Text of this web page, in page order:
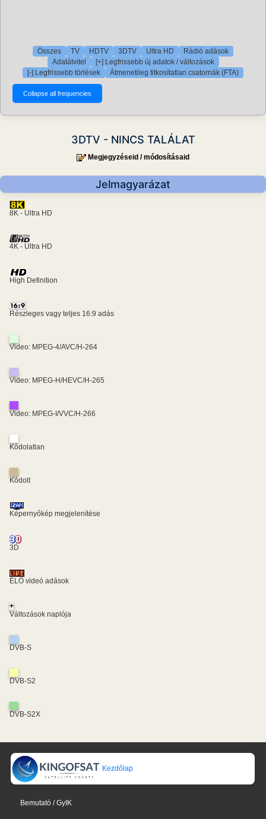
Összes TV HDTV 3DTV Ultra HD
Rádió adások
Adatátvitel
[+] Legfrissebb új adatok / változások
[-] Legfrissebb törlések
Átmenetileg titkosítatlan csatornák (FTA)
3DTV - NINCS TALÁLAT
Megjegyzéseid / módosításaid
Jelmagyarázat
8K - Ultra HD
4K - Ultra HD
High Definition
Részleges vagy teljes 16:9 adás
Video: MPEG-4/AVC/H-264
Video: MPEG-H/HEVC/H-265
Video: MPEG-I/VVC/H-266
Kódolatlan
Kódolt
Képernyőkép megjelenítése
3D
ÉLŐ videó adások
+
Változások naplója
DVB-S
DVB-S2
DVB-S2X
Kezdőlap
Bemutató / GyIK